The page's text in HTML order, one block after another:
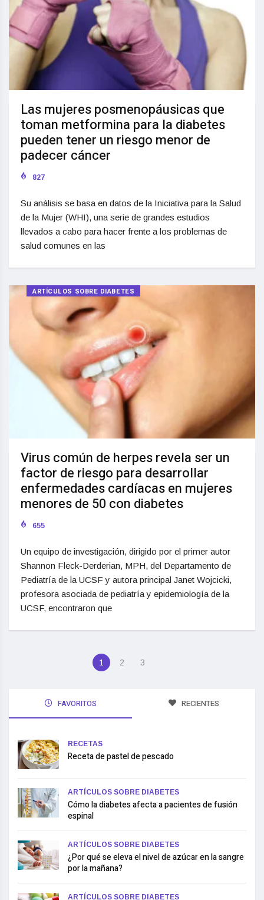
Las mujeres posmenopáusicas que
toman metformina para la diabetes
pueden tener un riesgo menor de
padecer cáncer
827
Su análisis se basa en datos de la Iniciativa para la Salud
de la Mujer (WHI), una serie de grandes estudios
llevados a cabo para hacer frente a los problemas de
salud comunes en las
ARTÍCULOS SOBRE DIABETES
Virus común de herpes revela ser un
factor de riesgo para desarrollar
enfermedades cardíacas en mujeres
menores de 50 con diabetes
655
Un equipo de investigación, dirigido por el primer autor
Shannon Fleck-Derderian, MPH, del Departamento de
Pediatría de la UCSF y autora principal Janet Wojcicki,
profesora asociada de pediatría y epidemiología de la
UCSF, encontraron que
1 2 3
FAVORITOS RECIENTES
RECETAS
Receta de pastel de pescado
ARTÍCULOS SOBRE DIABETES
Cómo la diabetes afecta a pacientes de fusión
espinal
ARTÍCULOS SOBRE DIABETES
¿Por qué se eleva el nivel de azúcar en la sangre
por la mañana?
ARTÍCULOS SOBRE DIABETES